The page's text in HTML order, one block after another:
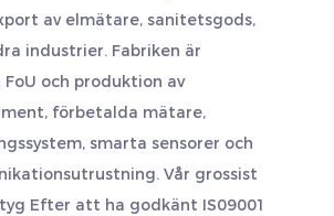
av elmätare, sanitetsgods,
industrier. Fabriken är
och produktion av
förbetalda mätare,
smarta sensorer och
Vår grossist
Efter att ha godkänt IS09001